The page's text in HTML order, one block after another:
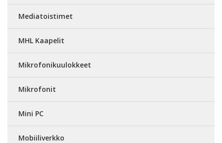
Mediatoistimet
MHL Kaapelit
Mikrofonikuulokkeet
Mikrofonit
Mini PC
Mobiiliverkko